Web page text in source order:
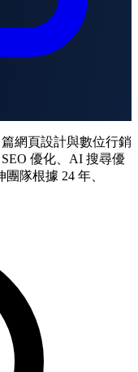
網頁設計與數位行銷
優化、AI 搜尋優
隊根據 24 年、